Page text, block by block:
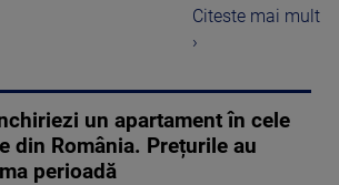
Citeste mai mult
›
un apartament în cele
din România. Prețurile au
perioadă